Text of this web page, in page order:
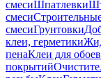
смесиШпатлевки
смеси
смесиГрунтовки
клеи, герметики
пенаКлеи для обоев
покрытий